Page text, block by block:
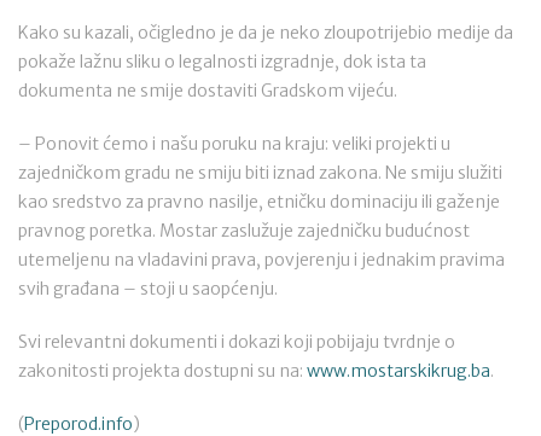
Kako su kazali, očigledno je da je neko zloupotrijebio medije da
pokaže lažnu sliku o legalnosti izgradnje, dok ista ta
dokumenta ne smije dostaviti Gradskom vijeću.
– Ponovit ćemo i našu poruku na kraju: veliki projekti u
zajedničkom gradu ne smiju biti iznad zakona. Ne smiju služiti
kao sredstvo za pravno nasilje, etničku dominaciju ili gaženje
pravnog poretka. Mostar zaslužuje zajedničku budućnost
utemeljenu na vladavini prava, povjerenju i jednakim pravima
svih građana – stoji u saopćenju.
Svi relevantni dokumenti i dokazi koji pobijaju tvrdnje o
zakonitosti projekta dostupni su na: www.mostarskikrug.ba.
(Preporod.info)